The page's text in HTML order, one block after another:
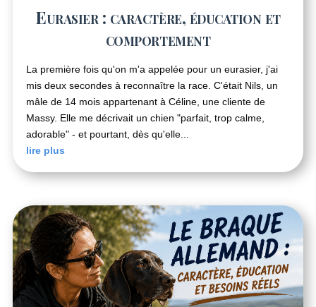
Eurasier : caractère, éducation et
comportement
La première fois qu'on m'a appelée pour un eurasier, j'ai
mis deux secondes à reconnaître la race. C'était Nils, un
mâle de 14 mois appartenant à Céline, une cliente de
Massy. Elle me décrivait un chien "parfait, trop calme,
adorable" - et pourtant, dès qu'elle...
lire plus